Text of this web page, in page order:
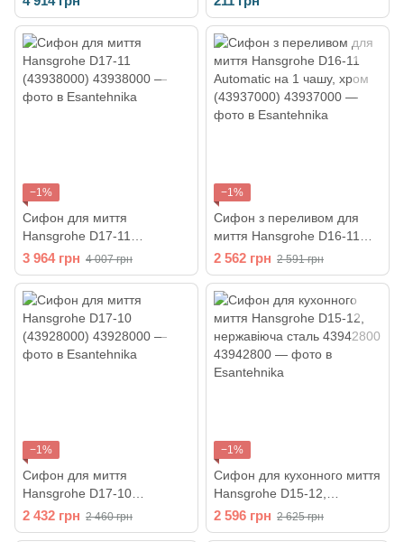
м'якої води 3000
−1%
Сифон для миття
Hansgrohe D17-11
(43938000)
3 964 грн 4 007 грн
−1%
Сифон з переливом для
миття Hansgrohe D16-11
Automatic на 1 чашу, хром
(43937000)
2 562 грн 2 591 грн
−1%
Сифон для миття
Hansgrohe D17-10
(43928000)
2 432 грн 2 460 грн
−1%
Сифон для кухонного миття
Hansgrohe D15-12,
нержавіюча сталь 43942800
2 596 грн 2 625 грн